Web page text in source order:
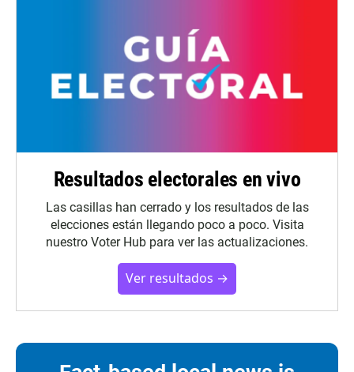
Resultados electorales en vivo
Las casillas han cerrado y los resultados de las
elecciones están llegando poco a poco. Visita
nuestro Voter Hub para ver las actualizaciones.
Ver resultados →